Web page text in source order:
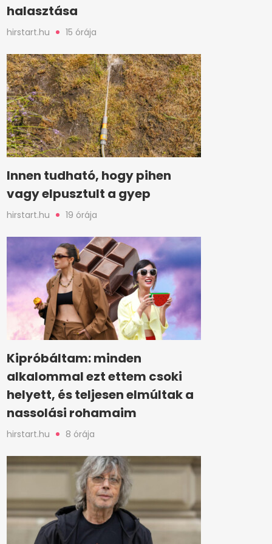
halasztása
hirstart.hu 15 órája
Innen tudható, hogy pihen
vagy elpusztult a gyep
hirstart.hu 19 órája
Kipróbáltam: minden
alkalommal ezt ettem csoki
helyett, és teljesen elmúltak a
nassolási rohamaim
hirstart.hu 8 órája